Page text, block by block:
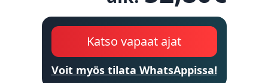
Katso vapaat ajat
Voit myös tilata WhatsAppissa!